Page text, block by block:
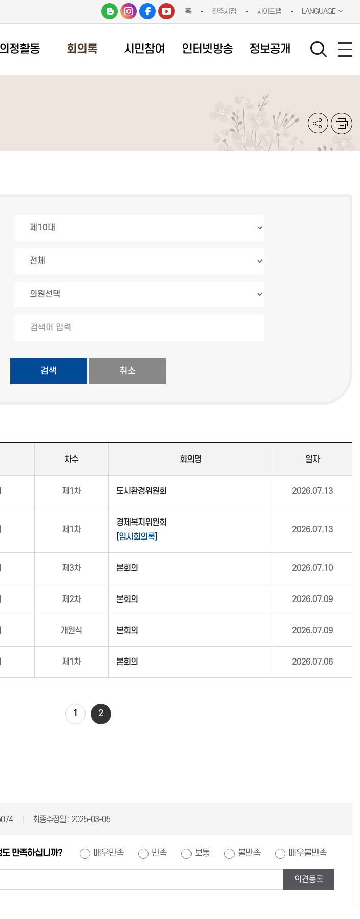
홈 진주시청 사이트맵 LANGUAGE
의정활동 회의록 시민참여 인터넷방송 정보공개
검색
차수 회의명 일자
제1차 도시환경위원회 2026.07.13
제1차
경제복지위원회
임시회의록]
2026.07.13
제3차 본회의 2026.07.10
제2차 본회의 2026.07.09
개원식 본회의 2026.07.09
제1차 본회의 2026.07.06
1 2
최종수정일 : 2025-03-05
만족하십니까? 매우만족 만족 보통 불만족 매우불만족
의견등록